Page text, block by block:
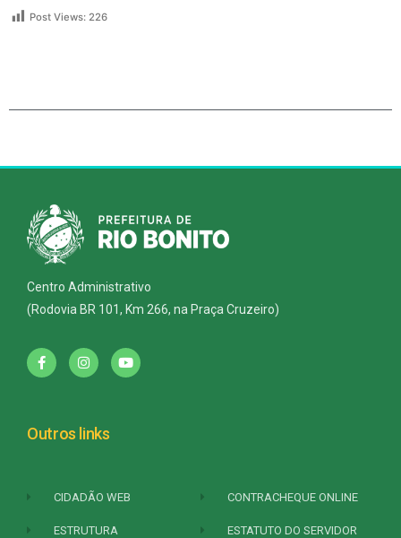
Post Views: 226
Centro Administrativo
(Rodovia BR 101, Km 266, na Praça Cruzeiro)
Outros links
CIDADÃO WEB
ESTRUTURA
CONTRACHEQUE ONLINE
ESTATUTO DO SERVIDOR